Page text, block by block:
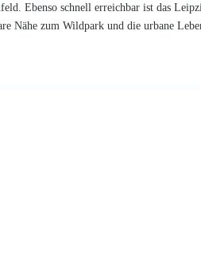
Ebenso schnell erreichbar ist das
Nähe zum Wildpark und die urbane